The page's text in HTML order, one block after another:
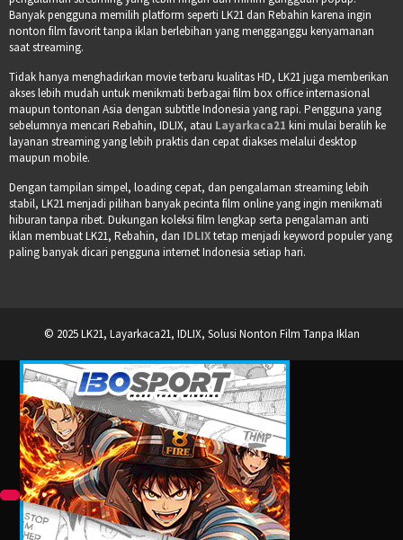
Banyak pengguna memilih platform seperti LK21 dan Rebahin karena ingin
nonton film favorit tanpa iklan berlebihan yang mengganggu kenyamanan
saat streaming.
Tidak hanya menghadirkan movie terbaru kualitas HD, LK21 juga memberikan
akses lebih mudah untuk menikmati berbagai film box office internasional
maupun tontonan Asia dengan subtitle Indonesia yang rapi. Pengguna yang
sebelumnya mencari Rebahin, IDLIX, atau Layarkaca21 kini mulai beralih ke
layanan streaming yang lebih praktis dan cepat diakses melalui desktop
maupun mobile.
Dengan tampilan simpel, loading cepat, dan pengalaman streaming lebih
stabil, LK21 menjadi pilihan banyak pecinta film online yang ingin menikmati
hiburan tanpa ribet. Dukungan koleksi film lengkap serta pengalaman anti
iklan membuat LK21, Rebahin, dan IDLIXtetap menjadi keyword populer yang
paling banyak dicari pengguna internet Indonesia setiap hari.
© 2025 LK21, Layarkaca21, IDLIX, Solusi Nonton Film Tanpa Iklan